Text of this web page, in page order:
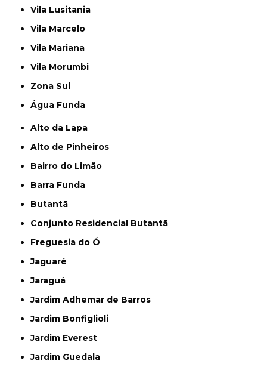
Vila Lusitania
Vila Marcelo
Vila Mariana
Vila Morumbi
Zona Sul
Água Funda
Alto da Lapa
Alto de Pinheiros
Bairro do Limão
Barra Funda
Butantã
Conjunto Residencial Butantã
Freguesia do Ó
Jaguaré
Jaraguá
Jardim Adhemar de Barros
Jardim Bonfiglioli
Jardim Everest
Jardim Guedala